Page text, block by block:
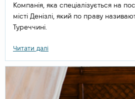
Компанія, яка спеціалізується на
місті Денізлі, який по праву
Туреччині.
Читати далі